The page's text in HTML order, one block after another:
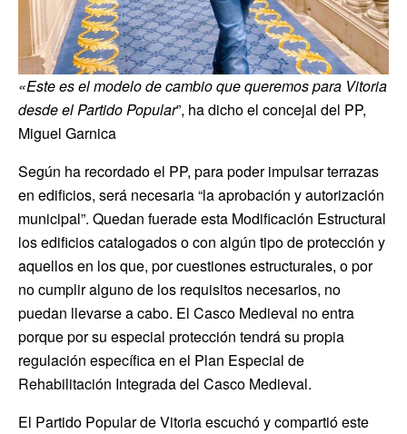
«Este es el modelo de cambio que queremos para Vitoria
desde el Partido Popular”, ha dicho el concejal del PP,
Miguel Garnica
Según ha recordado el PP, para poder impulsar terrazas
en edificios, será necesaria “la aprobación y autorización
municipal”. Quedan fuerade esta Modificación Estructural
los edificios catalogados o con algún tipo de protección y
aquellos en los que, por cuestiones estructurales, o por
no cumplir alguno de los requisitos necesarios, no
puedan llevarse a cabo. El Casco Medieval no entra
porque por su especial protección tendrá su propia
regulación específica en el Plan Especial de
Rehabilitación Integrada del Casco Medieval.
El Partido Popular de Vitoria escuchó y compartió este